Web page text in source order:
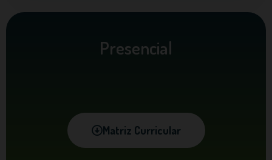
Presencial
Matriz Curricular